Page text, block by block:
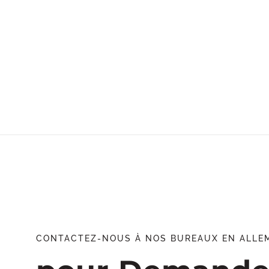
CONTACTEZ-NOUS À NOS BUREAUX EN